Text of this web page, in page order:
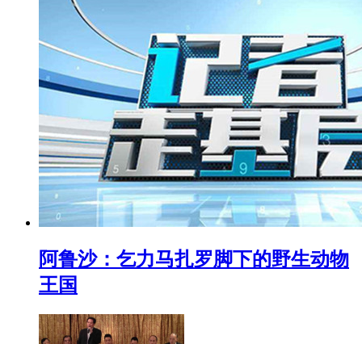
阿鲁沙：乞力马扎罗脚下的野生动物
王国